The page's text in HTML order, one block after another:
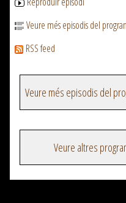
Veure més episodis del
RSS feed
Veure altres